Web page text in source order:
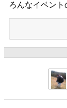
ろんなイベント